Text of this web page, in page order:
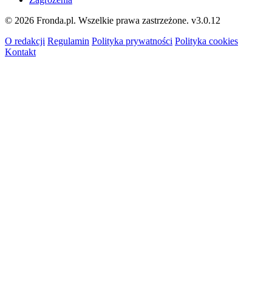
© 2026 Fronda.pl. Wszelkie prawa zastrzeżone. v3.0.12
O redakcji Regulamin Polityka prywatności Polityka cookies
Kontakt